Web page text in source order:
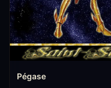
Pégase